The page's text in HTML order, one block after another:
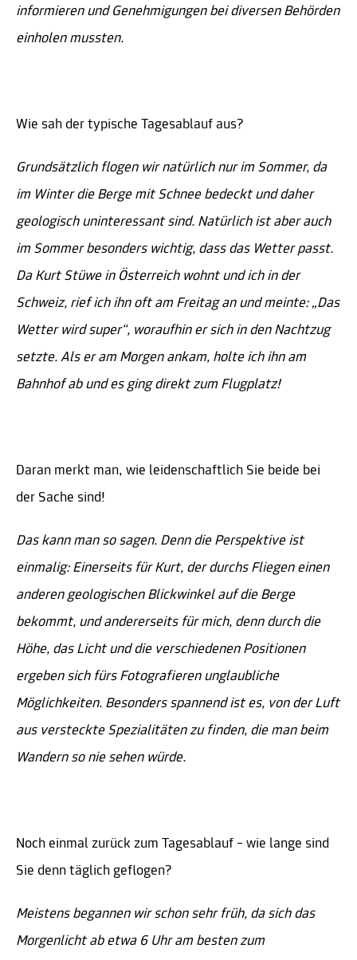
informieren und Genehmigungen bei diversen Behörden
einholen mussten.
Wie sah der typische Tagesablauf aus?
Grundsätzlich flogen wir natürlich nur im Sommer, da
im Winter die Berge mit Schnee bedeckt und daher
geologisch uninteressant sind. Natürlich ist aber auch
im Sommer besonders wichtig, dass das Wetter passt.
Da Kurt Stüwe in Österreich wohnt und ich in der
Schweiz, rief ich ihn oft am Freitag an und meinte: „Das
Wetter wird super“, woraufhin er sich in den Nachtzug
setzte. Als er am Morgen ankam, holte ich ihn am
Bahnhof ab und es ging direkt zum Flugplatz!
Daran merkt man, wie leidenschaftlich Sie beide bei
der Sache sind!
Das kann man so sagen. Denn die Perspektive ist
einmalig: Einerseits für Kurt, der durchs Fliegen einen
anderen geologischen Blickwinkel auf die Berge
bekommt, und andererseits für mich, denn durch die
Höhe, das Licht und die verschiedenen Positionen
ergeben sich fürs Fotografieren unglaubliche
Möglichkeiten. Besonders spannend ist es, von der Luft
aus versteckte Spezialitäten zu finden, die man beim
Wandern so nie sehen würde.
Noch einmal zurück zum Tagesablauf – wie lange sind
Sie denn täglich geflogen?
Meistens begannen wir schon sehr früh, da sich das
Morgenlicht ab etwa 6 Uhr am besten zum